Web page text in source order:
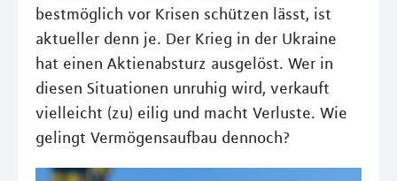
bestmöglich vor Krisen schützen lässt, ist
aktueller denn je. Der Krieg in der Ukraine
hat einen Aktienabsturz ausgelöst. Wer in
diesen Situationen unruhig wird, verkauft
vielleicht (zu) eilig und macht Verluste. Wie
gelingt Vermögensaufbau dennoch?